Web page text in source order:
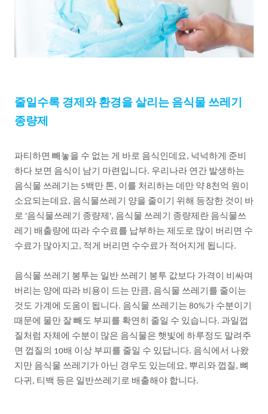
줄일수록 경제와 환경을살리는 음식물 쓰레기
종량제
파티하면 빼놓을 수 없는 게 바로 음식인데요 , 넉넉하게 준비
하다 보면 음식이 남기 마련입니다. 우리나라 연간 발생하는
음식물 쓰레기는 5백만 톤, 이를 처리하는 데만 약 8천억 원이
소요되는데요 , 음식물쓰레기 양을 줄이기 위해 등장한 것이
바
로 '음식물쓰레기 종량제 ', 음식물 쓰레기 종량제란 음식물쓰
레기
배출량에 따라 수수료를 납부하는 제도로 많이 버리면 수
수료가 많아지고 , 적게 버리면 수수료가 적어지게 됩니다.
음식물 쓰레기 봉투는 일반 쓰레기 봉투 값보다 가격이
비싸며
버리는 양에 따라 비용이 드는 만큼, 음식물 쓰레기를 줄이는
것도 가계에 도움이 됩니다. 음식물 쓰레기는 80%가 수분이기
때문에 물만 잘빼도 부피를 확연히 줄일 수 있습니다. 과일껍
질처럼 자체에 수분이 많은 음식물은 햇빛에 하루정도 말려주
면 껍질의 10배 이상 부피를 줄일 수 있답니다. 음식에서 나왔
지만 음식물 쓰레기가 아닌 경우도 있는데요 , 뿌리와 껍질 , 뼈
다귀 , 티백 등은 일반쓰레기로 배출해야 합니다.